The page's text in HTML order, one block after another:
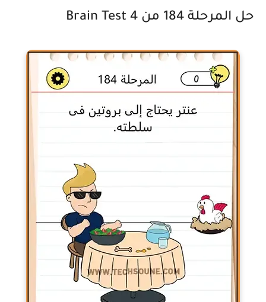
حل المرحلة 184 من Brain Test 4